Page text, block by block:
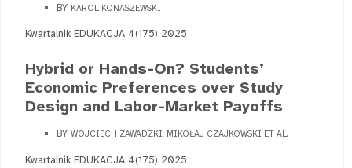
BY KAROL KONASZEWSKI
Kwartalnik EDUKACJA 4(175) 2025
Hybrid or Hands-On? Students’
Economic Preferences over Study
Design and Labor-Market Payoffs
BY WOJCIECH ZAWADZKI, MIKOŁAJ CZAJKOWSKI ET AL.
Kwartalnik EDUKACJA 4(175) 2025